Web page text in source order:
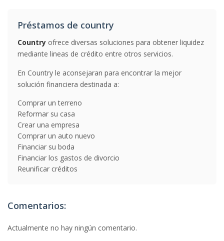
Préstamos de country
Country ofrece diversas soluciones para obtener liquidez
mediante lineas de crédito entre otros servicios.
En Country le aconsejaran para encontrar la mejor
solución financiera destinada a:
Comprar un terreno
Reformar su casa
Crear una empresa
Comprar un auto nuevo
Financiar su boda
Financiar los gastos de divorcio
Reunificar créditos
Comentarios:
Actualmente no hay ningún comentario.